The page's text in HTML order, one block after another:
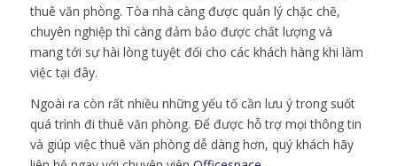
thuê văn phòng. Tòa nhà càng được quản lý chặc chẽ,
chuyên nghiệp thì càng đảm bảo được chất lượng và
mang tới sự hài lòng tuyệt đối cho các khách hàng khi làm
việc tại đây.
Ngoài ra còn rất nhiều những yếu tố cần lưu ý trong suốt
quá trình đi thuê văn phòng. Để được hỗ trợ mọi thông tin
và giúp việc thuê văn phòng dễ dàng hơn, quý khách hãy